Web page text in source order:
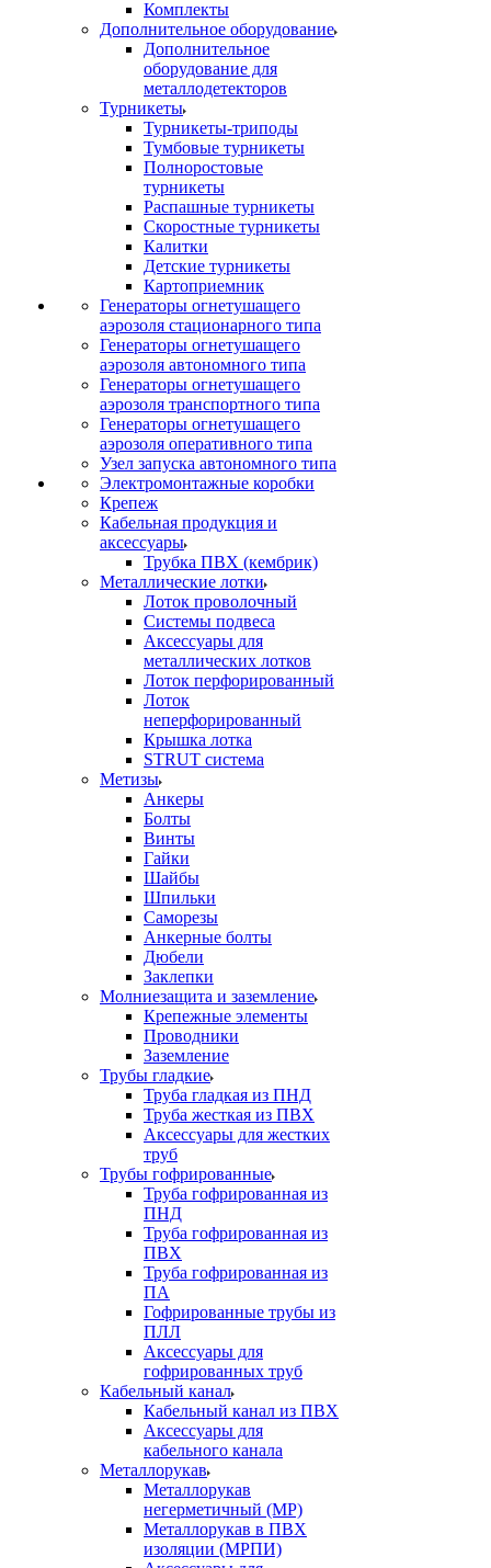
Комплекты
Дополнительное оборудование
Дополнительное
оборудование для
металлодетекторов
Турникеты
Турникеты-триподы
Тумбовые турникеты
Полноростовые
турникеты
Распашные турникеты
Скоростные турникеты
Калитки
Детские турникеты
Картоприемник
Генераторы огнетушащего
аэрозоля стационарного типа
Генераторы огнетушащего
аэрозоля автономного типа
Генераторы огнетушащего
аэрозоля транспортного типа
Генераторы огнетушащего
аэрозоля оперативного типа
Узел запуска автономного типа
Электромонтажные коробки
Крепеж
Кабельная продукция и
аксессуары
Трубка ПВХ (кембрик)
Металлические лотки
Лоток проволочный
Системы подвеса
Аксессуары для
металлических лотков
Лоток перфорированный
Лоток
неперфорированный
Крышка лотка
STRUT система
Метизы
Анкеры
Болты
Винты
Гайки
Шайбы
Шпильки
Саморезы
Анкерные болты
Дюбели
Заклепки
Молниезащита и заземление
Крепежные элементы
Проводники
Заземление
Трубы гладкие
Труба гладкая из ПНД
Труба жесткая из ПВХ
Аксессуары для жестких
труб
Трубы гофрированные
Труба гофрированная из
ПНД
Труба гофрированная из
ПВХ
Труба гофрированная из
ПА
Гофрированные трубы из
ПЛЛ
Аксессуары для
гофрированных труб
Кабельный канал
Кабельный канал из ПВХ
Аксессуары для
кабельного канала
Металлорукав
Металлорукав
негерметичный (МР)
Металлорукав в ПВХ
изоляции (МРПИ)